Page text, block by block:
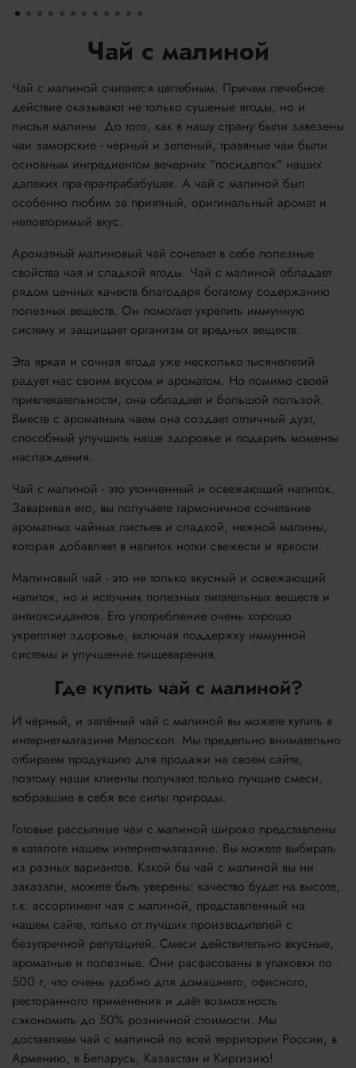
Чай с малиной
Чай с малиной считается целебным. Причем лечебное
действие оказывают не только сушеные ягоды, но и
листья малины. До того, как в нашу страну были завезены
чаи заморские - черный и зеленый, травяные чаи были
основным ингредиентом вечерних "посиделок" наших
далеких пра-пра-прабабушек. А чай с малиной был
особенно любим за приятный, оригинальный аромат и
неповторимый вкус.
Ароматный малиновый чай сочетает в себе полезные
свойства чая и сладкой ягоды. Чай с малиной обладает
рядом ценных качеств благодаря богатому содержанию
полезных веществ. Он помогает укрепить иммунную
систему и защищает организм от вредных веществ.
Эта яркая и сочная ягода уже несколько тысячелетий
радует нас своим вкусом и ароматом. Но помимо своей
привлекательности, она обладает и большой пользой.
Вместе с ароматным чаем она создает отличный дуэт,
способный улучшить наше здоровье и подарить моменты
наслаждения.
Чай с малиной - это утонченный и освежающий напиток.
Заваривая его, вы получаете гармоничное сочетание
ароматных чайных листьев и сладкой, нежной малины,
которая добавляет в напиток нотки свежести и яркости.
Малиновый чай - это не только вкусный и освежающий
напиток, но и источник полезных питательных веществ и
антиоксидантов. Его употребление очень хорошо
укрепляет здоровье, включая поддержку иммунной
системы и улучшение пищеварения.
Где купить чай с малиной?
И чёрный, и зелёный чай с малиной вы можете купить в
интернет-магазине Мелоскоп. Мы предельно внимательно
отбираем продукцию для продажи на своем сайте,
поэтому наши клиенты получают только лучшие смеси,
вобравшие в себя все силы природы.
Готовые рассыпные чаи с малиной широко представлены
в каталоге нашем интернет-магазине. Вы можете выбирать
из разных вариантов. Какой бы чай с малиной вы ни
заказали, можете быть уверены: качество будет на высоте,
т.к. ассортимент чая с малиной, представленный на
нашем сайте, только от лучших производителей с
безупречной репутацией. Смеси действительно вкусные,
ароматные и полезные. Они расфасованы в упаковки по
500 г, что очень удобно для домашнего, офисного,
ресторанного применения и даёт возможность
сэкономить до 50% розничной стоимости. Мы
доставляем чай с малиной по всей территории России, в
Армению, в Беларусь, Казахстан и Киргизию!